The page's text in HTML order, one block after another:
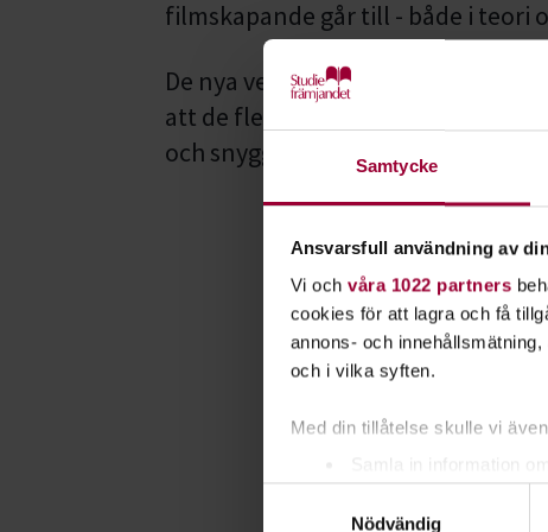
Samtycke
Ansvarsfull användning av
Vi och våra 1022 partners
cookies för att lagra och få
annons- och
och i vilka syften.
Med din tillåtelse skulle vi
Nödvändig
filmskapande går till - både i teori
De nya verktygen för
att de flesta kan producera film.
och snyggare blir givetvis